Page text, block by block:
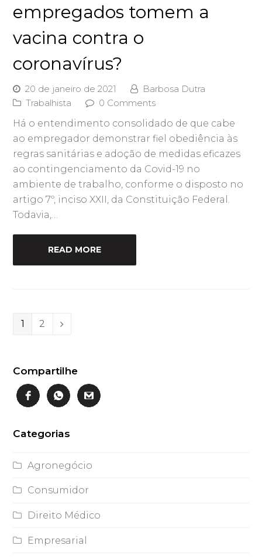
empregados tomem a
vacina contra o
coronavírus?
20 de janeiro de 2021
Barbosa Dutra
Trabalhista
0 Comments
Há o entendimento consolidado de que cabe
ao empregador demonstrar fiel obediência às
regras sanitárias e adoção de medidas eficazes
ao contingenciamento da Covid-19 no
ambiente de trabalho, conforme o disposto no
artigo 7º, inciso XXII, da Constituição Federal.
Todavia,…
READ MORE
Page
1 Page
2 Next
Compartilhe
Categorias
Agronegócio
Consumidor
Direito Médico
Empresarial